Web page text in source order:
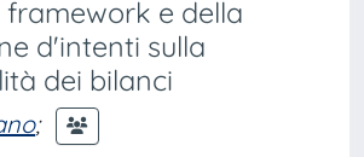
e della
d'intenti sulla
dei bilanci
;